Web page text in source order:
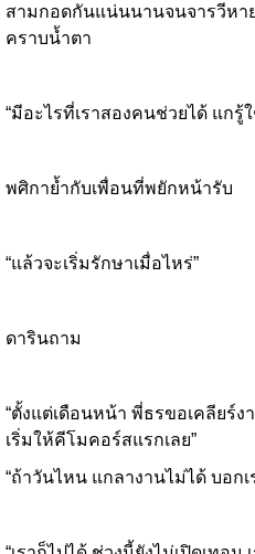
สามกอดกันแน่นนานจนจารวีหา
คราบน้ำตา
“มีอะไรที่เราสองคนช่วยได้ แกรู้
พศิกาย้ำกับเพื่อนที่พยักหน้ารับ
“แล้วจะเริ่มรักษาเมื่อไหร่”
ดารินถาม
“ตั้งแต่เดือนหน้า พี่ธรขอเคลียร์
เริ่มให้คีโมคอร์สแรกเลย”
“ถ้าวันไหน แกลางานไม่ได้ บอกเ